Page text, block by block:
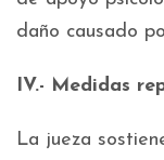
daño causado
IV.- Medidas
La jueza